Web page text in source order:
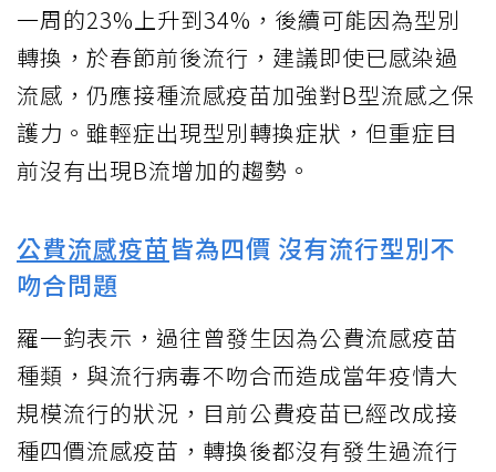
一周的23%上升到34%，後續可能因為型別
轉換，於春節前後流行，建議即使已感染過
流感，仍應接種流感疫苗加強對B型流感之保
護力。雖輕症出現型別轉換症狀，但重症目
前沒有出現B流增加的趨勢。
公費流感疫苗皆為四價 沒有流行型別不
吻合問題
羅一鈞表示，過往曾發生因為公費流感疫苗
種類，與流行病毒不吻合而造成當年疫情大
規模流行的狀況，目前公費疫苗已經改成接
種四價流感疫苗，轉換後都沒有發生過流行